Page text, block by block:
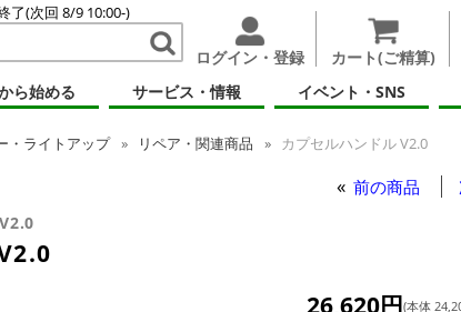
了(次回 8/9 10:00-)
ログイン・登録 カート(ご精算)
ら始める サービス・情報 イベント・SNS
・ライトアップ リペア・関連商品 カプセルハンドル V2.0
前の商品
26,620円(本体